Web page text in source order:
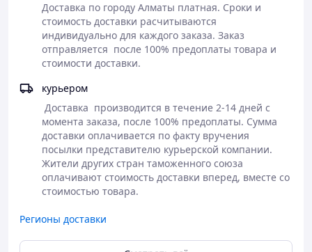
Доставка по городу Алматы платная. Сроки и
стоимость доставки расчитываются
индивидуально для каждого заказа. Заказ
отправляется  после 100% предоплаты товара и
стоимости доставки.
курьером
Доставка  производится в течение 2-14 дней с
момента заказа, после 100% предоплаты. Сумма
доставки оплачивается по факту вручения
посылки представителю курьерской компании.
Жители других стран таможенного союза
оплачивают стоимость доставки вперед, вместе со
стоимостью товара.
Регионы доставки